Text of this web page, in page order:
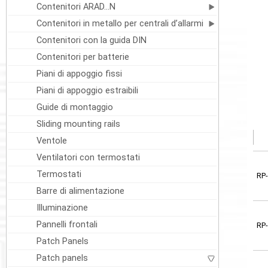
Contenitori ARAD...N
Contenitori in metallo per centrali d’allarmi
Contenitori con la guida DIN
Contenitori per batterie
Piani di appoggio fissi
Piani di appoggio estraibili
Guide di montaggio
Sliding mounting rails
Ventole
Ventilatori con termostati
Termostati
Barre di alimentazione
Illuminazione
Pannelli frontali
Patch Panels
Patch panels